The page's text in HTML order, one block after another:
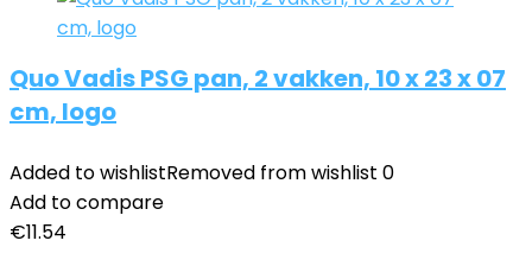
Quo Vadis PSG pan, 2 vakken, 10 x 23 x 07
cm, logo
Added to wishlistRemoved from wishlist 0
Add to compare
€11.54